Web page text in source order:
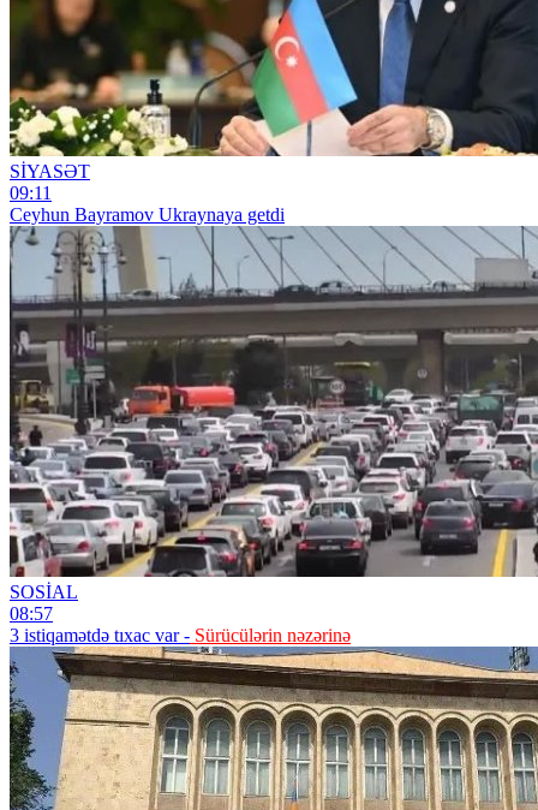
SİYASƏT
09:11
Ceyhun Bayramov Ukraynaya getdi
SOSİAL
08:57
3 istiqamətdə tıxac var - Sürücülərin nəzərinə